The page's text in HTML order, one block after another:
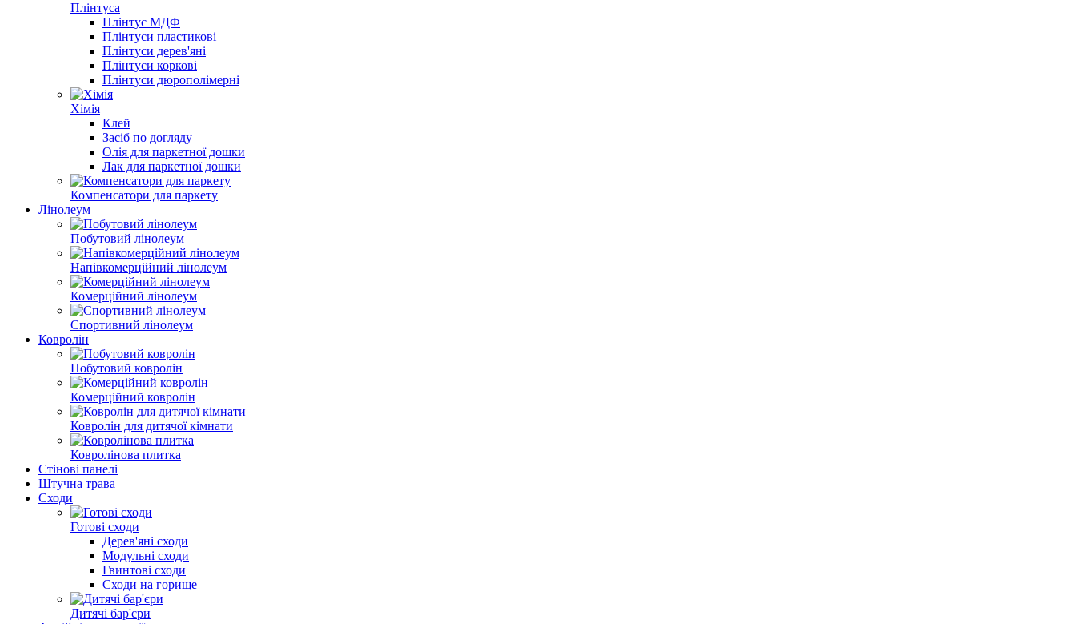
Плінтуса
Плінтус МДФ
Плінтуси пластикові
Плінтуси дерев'яні
Плінтуси коркові
Плінтуси дюрополімерні
Хімія
Клей
Засіб по догляду
Олія для паркетної дошки
Лак для паркетної дошки
Компенсатори для паркету
Лінолеум
Побутовий лінолеум
Напівкомерційний лінолеум
Комерційний лінолеум
Спортивний лінолеум
Ковролін
Побутовий ковролін
Комерційний ковролін
Ковролін для дитячої кімнати
Ковролінова плитка
Стінові панелі
Штучна трава
Сходи
Готові сходи
Дерев'яні сходи
Модульні сходи
Гвинтові сходи
Сходи на горище
Дитячі бар'єри